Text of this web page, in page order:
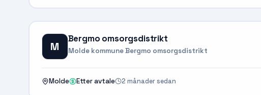
M
Bergmo omsorgsdistrikt
Molde kommune Bergmo omsorgsdistrikt
Molde Etter avtale 2 månader sedan